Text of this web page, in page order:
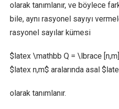
olarak tanımlanır, ve böylece
bile, aynı rasyonel sayıyı
rasyonel sayılar kümesi
$latex \mathbb Q = \lbrace
$latex n,m$ aralarında asal
olarak tanımlanır.